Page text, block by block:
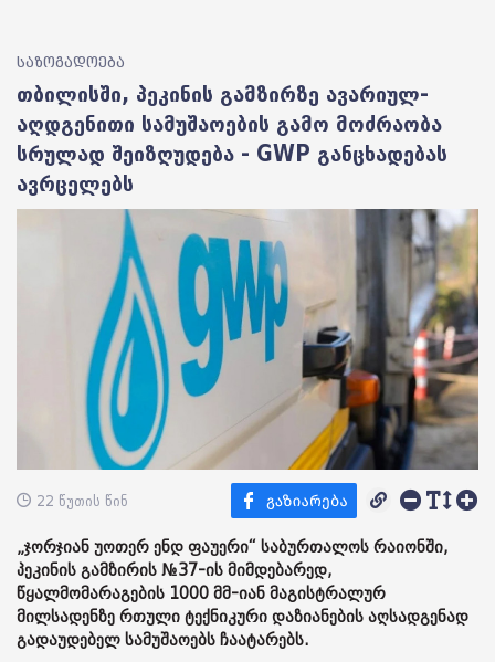
საზოგადოება
თბილისში, პეკინის გამზირზე ავარიულ-
აღდგენითი სამუშაოების გამო მოძრაობა
სრულად შეიზღუდება - GWP განცხადებას
ავრცელებს
22 წუთის წინ
„ჯორჯიან უოთერ ენდ ფაუერი“ საბურთალოს რაიონში,
პეკინის გამზირის №37-ის მიმდებარედ,
წყალმომარაგების 1000 მმ-იან მაგისტრალურ
მილსადენზე რთული ტექნიკური დაზიანების აღსადგენად
გადაუდებელ სამუშაოებს ჩაატარებს.